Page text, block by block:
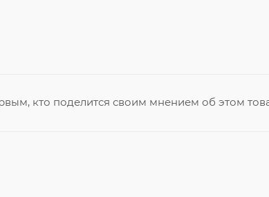
кто поделится своим мнением об этом